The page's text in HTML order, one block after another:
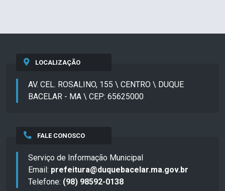
LOCALIZAÇÃO
AV. CEL. ROSALINO, 155 \ CENTRO \ DUQUE
BACELAR - MA \ CEP: 65625000
FALE CONOSCO
Serviço de Informação Municipal
Email: prefeitura@duquebacelar.ma.gov.br
Telefone: (98) 98592-0138